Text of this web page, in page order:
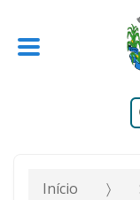
Início